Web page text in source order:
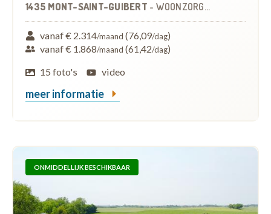
1435 MONT-SAINT-GUIBERT - WOONZORGCENTRUM (WZC)
vanaf € 2.314/maand (76,09/dag)
vanaf € 1.868/maand (61,42/dag)
15 foto's
video
meer informatie
ONMIDDELLIJK BESCHIKBAAR